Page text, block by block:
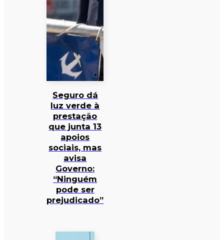
Seguro dá
luz verde à
prestação
que junta 13
apoios
sociais, mas
avisa
Governo:
“Ninguém
pode ser
prejudicado”